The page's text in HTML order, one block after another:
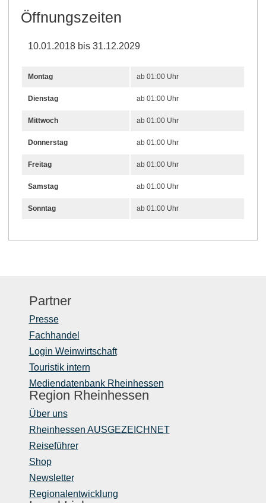
Öffnungszeiten
10.01.2018 bis 31.12.2029
Montag ab 01:00 Uhr
Dienstag ab 01:00 Uhr
Mittwoch ab 01:00 Uhr
Donnerstag ab 01:00 Uhr
Freitag ab 01:00 Uhr
Samstag ab 01:00 Uhr
Sonntag ab 01:00 Uhr
Partner
Presse
Fachhandel
Login Weinwirtschaft
Touristik intern
Mediendatenbank Rheinhessen
Region Rheinhessen
Über uns
Rheinhessen AUSGEZEICHNET
Reiseführer
Shop
Newsletter
Regionalentwicklung